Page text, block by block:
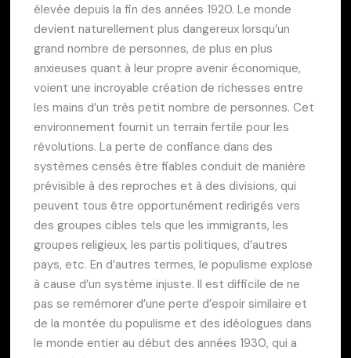
élevée depuis la fin des années 1920. Le monde
devient naturellement plus dangereux lorsqu’un
grand nombre de personnes, de plus en plus
anxieuses quant à leur propre avenir économique,
voient une incroyable création de richesses entre
les mains d’un très petit nombre de personnes. Cet
environnement fournit un terrain fertile pour les
révolutions. La perte de confiance dans des
systèmes censés être fiables conduit de manière
prévisible à des reproches et à des divisions, qui
peuvent tous être opportunément redirigés vers
des groupes cibles tels que les immigrants, les
groupes religieux, les partis politiques, d’autres
pays, etc. En d’autres termes, le populisme explose
à cause d’un système injuste. Il est difficile de ne
pas se remémorer d’une perte d’espoir similaire et
de la montée du populisme et des idéologues dans
le monde entier au début des années 1930, qui a